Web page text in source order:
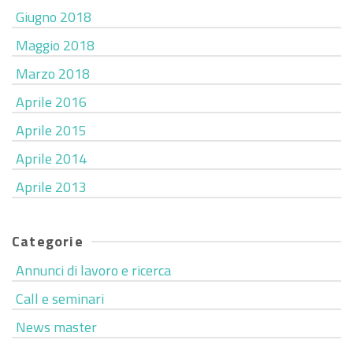
Giugno 2018
Maggio 2018
Marzo 2018
Aprile 2016
Aprile 2015
Aprile 2014
Aprile 2013
Categorie
Annunci di lavoro e ricerca
Call e seminari
News master